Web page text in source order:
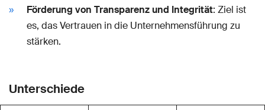
Förderung von Transparenz und Integrität: Ziel ist
es, das Vertrauen in die Unternehmensführung zu
stärken.
Unterschiede